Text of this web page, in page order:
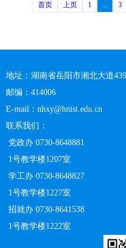
首页 上页 1 ... 3
地址：湖南省岳阳市湘北大道
邮编：414006
E-mail：nhxy@hnist.edu.cn
联系我们：
党政办 0730-8648881
1号教学楼1207室
学工办 0730-8648827
1号教学楼1227室
招就办 0730-8641538
1号教学楼1222室